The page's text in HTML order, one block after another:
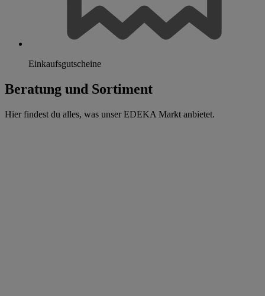
Einkaufsgutscheine
Beratung und Sortiment
Hier findest du alles, was unser EDEKA Markt anbietet.